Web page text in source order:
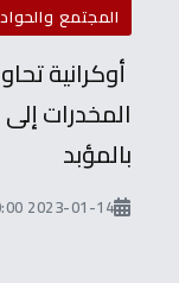
المجتمع
أوكرانية
المخدرات
بالمؤبد
2023-01-14 07:00:00